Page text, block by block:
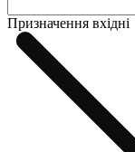
Призначення вхідні